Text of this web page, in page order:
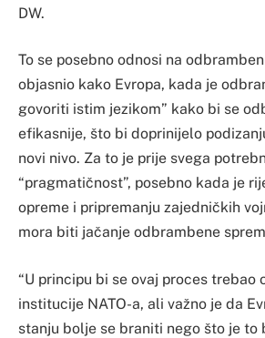
DW.
To se posebno odnosi na
objasnio kako Evropa, kada je
govoriti istim jezikom” kako bi se
efikasnije, što bi doprinijelo
novi nivo. Za to je prije svega
“pragmatičnost”, posebno kada je
opreme i pripremanju zajedničkih
mora biti jačanje odbrambene
“U principu bi se ovaj proces trebao
institucije NATO-a, ali važno je da
stanju bolje se braniti nego što je to